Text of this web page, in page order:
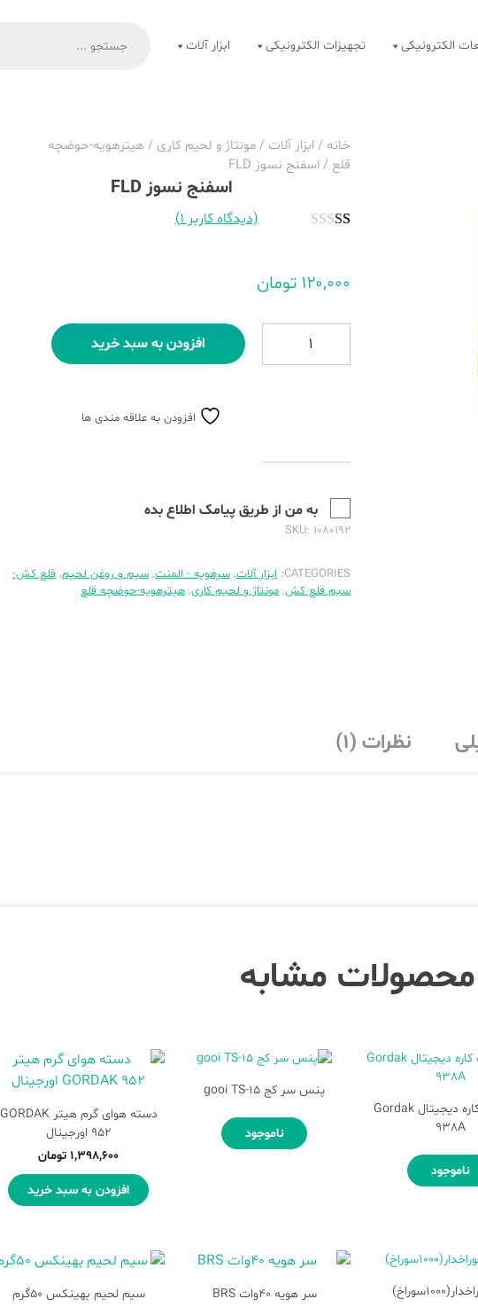
الکترونیکی تجهیزات الکترونیکی ابزار آلات
خانه / ابزار آلات /مونتاژ و لحیم کاری / هیترهویه-حوضچه
قلع / اسفنج نسوز FLD
اسفنج نسوز FLD
از
امتیاز
مشتری
(دیدگاه کاربر۱)
۱۲۰,۰۰۰ تومان
افزودن به سبد خرید
افزودن به علاقه مندی ها
به من از طریق پیامک اطلاع بده
SKU: ۱۰۸۰۱۹۲
CATEGORIES: ابزار آلات, سرهویه - المنت, سیم و روغن لحیم, قلع کش-
سیم قلع کش, مونتاژ و لحیم کاری, هیترهویه-حوضچه قلع
نظرات (۱)
محصولات مشابه
هویه تک کاره دیجیتال Gordak
938A
ناموجود
پنس سر کج gooi TS-15
ناموجود
دسته هوای گرم هیتر GORDAK
952 اورجینال
۱,۳۹۸,۶۰۰ تومان
افزودن به سبد خرید
سر هویه 40وات BRS
سیم لحیم بهینکس ۵۰گرم